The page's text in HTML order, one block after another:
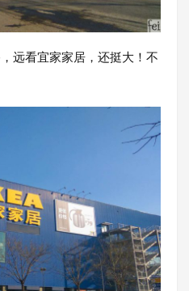
远看宜家家居，还挺大！不